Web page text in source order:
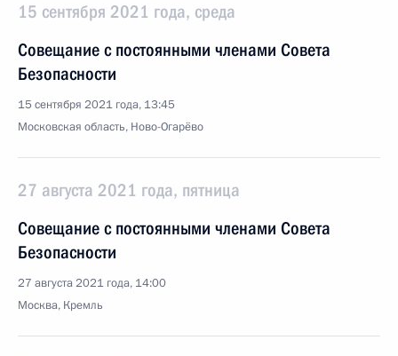
15 сентября 2021 года, среда
Совещание с постоянными членами Совета
Безопасности
15 сентября 2021 года, 13:45
Московская область, Ново-Огарёво
27 августа 2021 года, пятница
Совещание с постоянными членами Совета
Безопасности
27 августа 2021 года, 14:00
Москва, Кремль